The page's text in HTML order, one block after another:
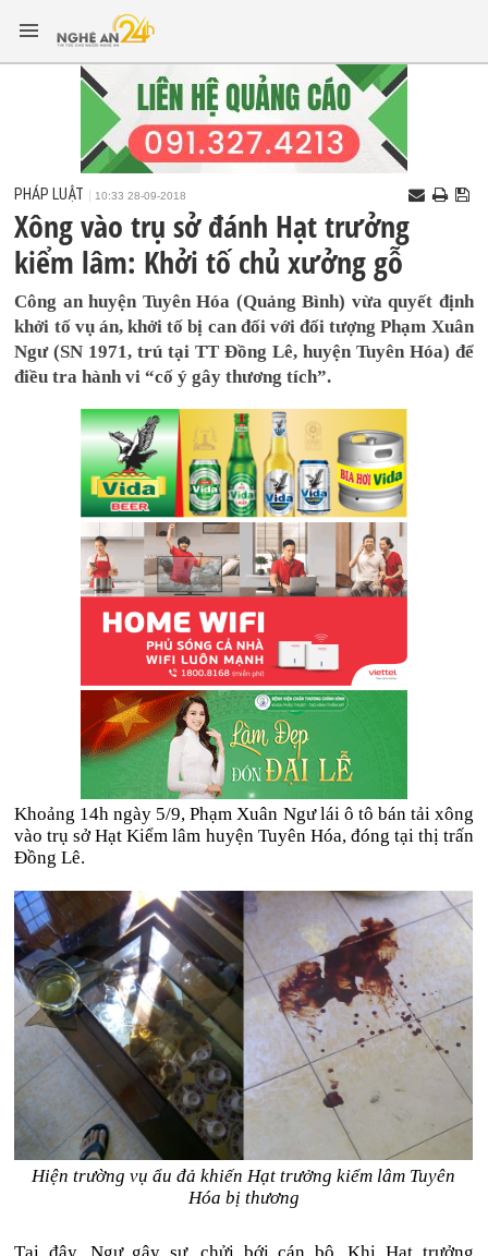
PHÁP LUẬT 10:33 28-09-2018
Xông vào trụ sở đánh Hạt trưởng
kiểm lâm: Khởi tố chủ xưởng gỗ
Công an huyện Tuyên Hóa (Quảng Bình) vừa quyết định
khởi tố vụ án, khởi tố bị can đối với đối tượng Phạm Xuân
Ngư (SN 1971, trú tại TT Đồng Lê, huyện Tuyên Hóa) để
điều tra hành vi “cố ý gây thương tích”.
Khoảng 14h ngày 5/9, Phạm Xuân Ngư lái ô tô bán tải xông
vào trụ sở Hạt Kiểm lâm huyện Tuyên Hóa, đóng tại thị trấn
Đồng Lê.
Hiện trường vụ ẩu đả khiến Hạt trưởng kiểm lâm Tuyên
Hóa bị thương